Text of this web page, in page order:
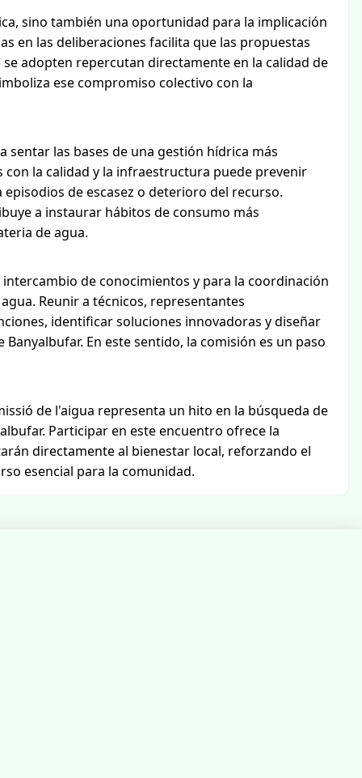
sino también una oportunidad para la implicación
en las deliberaciones facilita que las propuestas
adopten repercutan directamente en la calidad de
ese compromiso colectivo con la
sentar las bases de una gestión hídrica más
la calidad y la infraestructura puede prevenir
de escasez o deterioro del recurso.
a instaurar hábitos de consumo más
de agua.
de conocimientos y para la coordinación
Reunir a técnicos, representantes
identificar soluciones innovadoras y diseñar
En este sentido, la comisión es un paso
de l'aigua representa un hito en la búsqueda de
Participar en este encuentro ofrece la
directamente al bienestar local, reforzando el
esencial para la comunidad.